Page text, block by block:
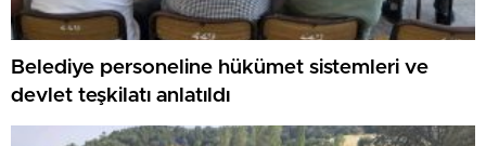
Belediye personeline hükümet sistemleri ve
devlet teşkilatı anlatıldı